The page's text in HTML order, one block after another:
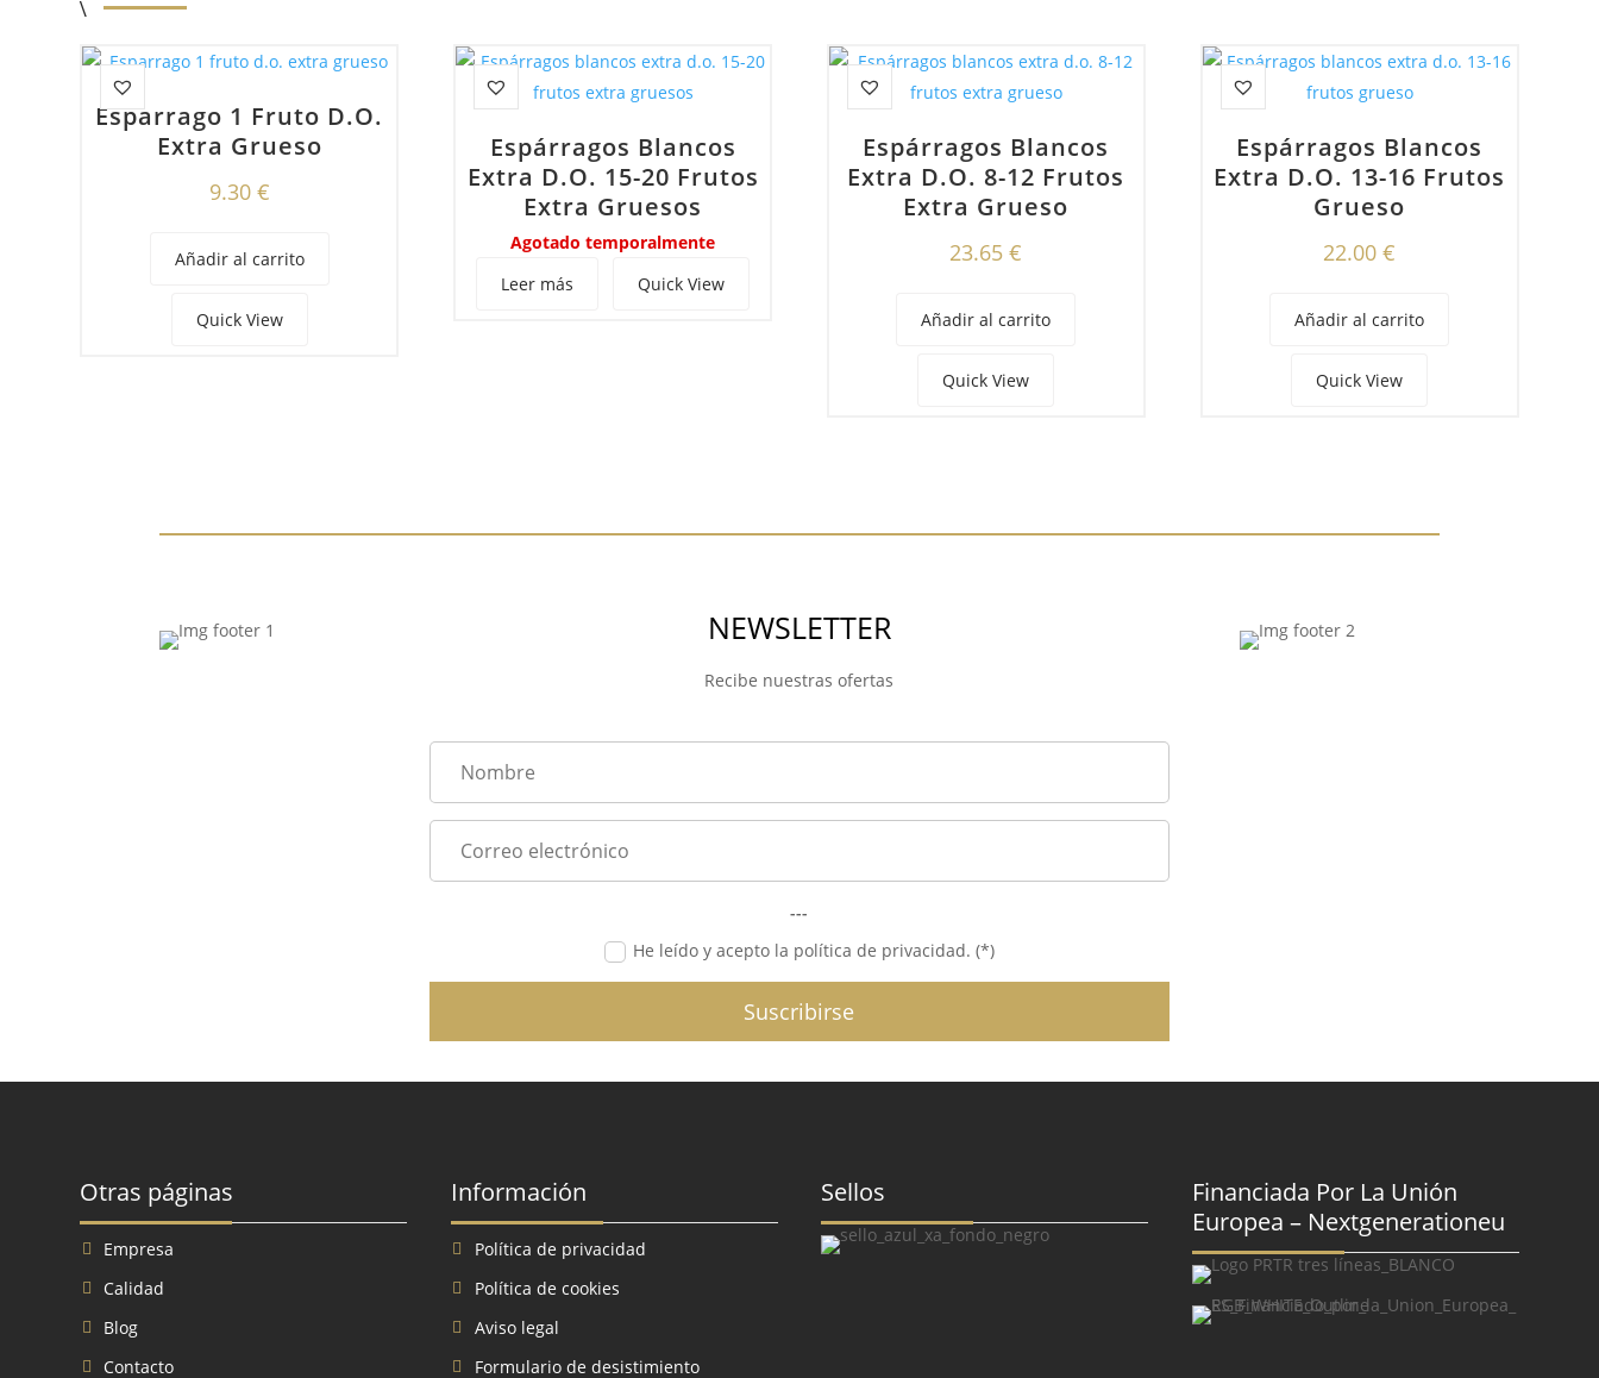
Esparrago 1 Fruto D.o.
Extra Grueso
9.30 €
Añadir al carrito
Quick View
Espárragos Blancos
Extra D.o. 15-20 Frutos
Extra Gruesos
Agotado temporalmente
Leer más
Quick View
Espárragos Blancos
Extra D.o. 8-12 Frutos
Extra Grueso
23.65€
Añadir al carrito
Quick View
Espárragos Blancos
Extra D.o. 13-16 Frutos
Grueso
22.00€
Añadir al carrito
Quick View
NEWSLETTER
Recibe nuestras ofertas
---
He leído y acepto la política de privacidad. (*)
Suscribirse
Otras páginas
Empresa
Calidad
Blog
Contacto
Información
Política de privacidad
Política de cookies
Aviso legal
Formulario de desistimiento
Sellos
Financiada Por La Unión
Europea – Nextgenerationeu